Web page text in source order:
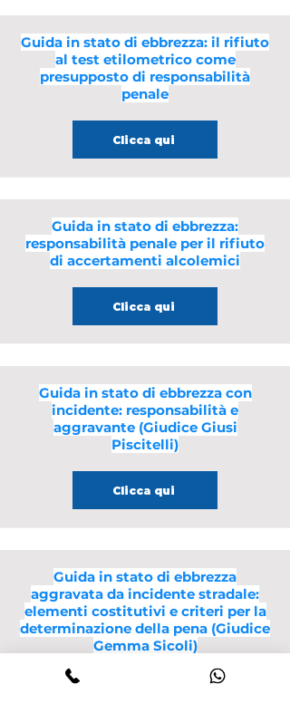
Guida in stato di ebbrezza: il rifiuto
al test etilometrico come
presupposto di responsabilità
penale
Clicca qui
Guida in stato di ebbrezza:
responsabilità penale per il rifiuto
di accertamenti alcolemici
Clicca qui
Guida in stato di ebbrezza con
incidente: responsabilità e
aggravante (Giudice Giusi
Piscitelli)
Clicca qui
Guida in stato di ebbrezza
aggravata da incidente stradale:
elementi costitutivi e criteri per la
determinazione della pena (Giudice
Gemma Sicoli)